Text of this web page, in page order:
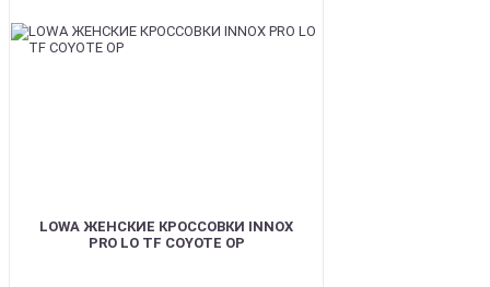
LOWA ЖЕНСКИЕ КРОССОВКИ INNOX
PRO LO TF COYOTE OP